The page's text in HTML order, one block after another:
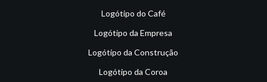
Logótipo do Café
Logótipo da Empresa
Logótipo da Construção
Logótipo da Coroa